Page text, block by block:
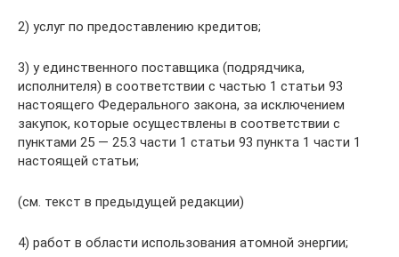
2) услуг по предоставлению кредитов;
3) у единственного поставщика (подрядчика,
исполнителя) в соответствии с частью 1 статьи 93
настоящего Федерального закона, за исключением
закупок, которые осуществлены в соответствии с
пунктами 25 — 25.3 части 1 статьи 93 пункта 1 части 1
настоящей статьи;
(см. текст в предыдущей редакции)
4) работ в области использования атомной энергии;